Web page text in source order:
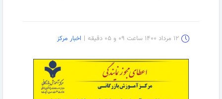
۱۲ مرداد ۱۴۰۰ ساعت ۰۹ و ۰۵ دقیقه | اخبار مرکز